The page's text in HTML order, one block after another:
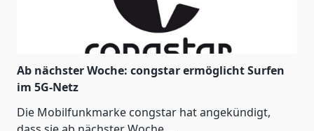
Ab nächster Woche: congstar ermöglicht Surfen
im 5G-Netz
Die Mobilfunkmarke congstar hat angekündigt,